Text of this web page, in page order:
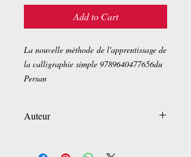
Add to Cart
La nouvelle méthode de l'apprentissage de
la calligraphie simple 9789640477656du
Persan
Auteur